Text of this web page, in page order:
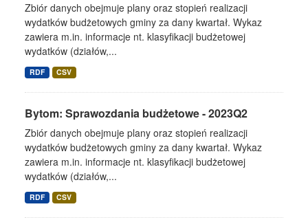
Zbiór danych obejmuje plany oraz stopień realizacji
wydatków budżetowych gminy za dany kwartał. Wykaz
zawiera m.in. informacje nt. klasyfikacji budżetowej
wydatków (działów,...
RDF CSV
Bytom: Sprawozdania budżetowe - 2023Q2
Zbiór danych obejmuje plany oraz stopień realizacji
wydatków budżetowych gminy za dany kwartał. Wykaz
zawiera m.in. informacje nt. klasyfikacji budżetowej
wydatków (działów,...
RDF CSV